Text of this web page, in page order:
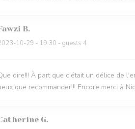
B
10-29 - 19:30 - guests 4
dire!!! À part que c'était un délice de
que recommander!!! Encore merci à
G